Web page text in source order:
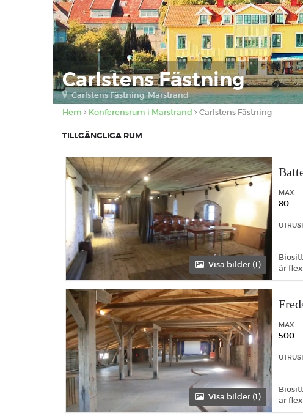
Carlstens Fästning
Carlstens Fästning, Marstrand
Hem Konferensrum i Marstrand Carlstens Fästning
TILLGÄNGLIGA RUM
Visa bilder (1)
MAX
80
är
Förmiddag
Eftermiddag
Heldag
Visa bilder (1)
MAX
500
är